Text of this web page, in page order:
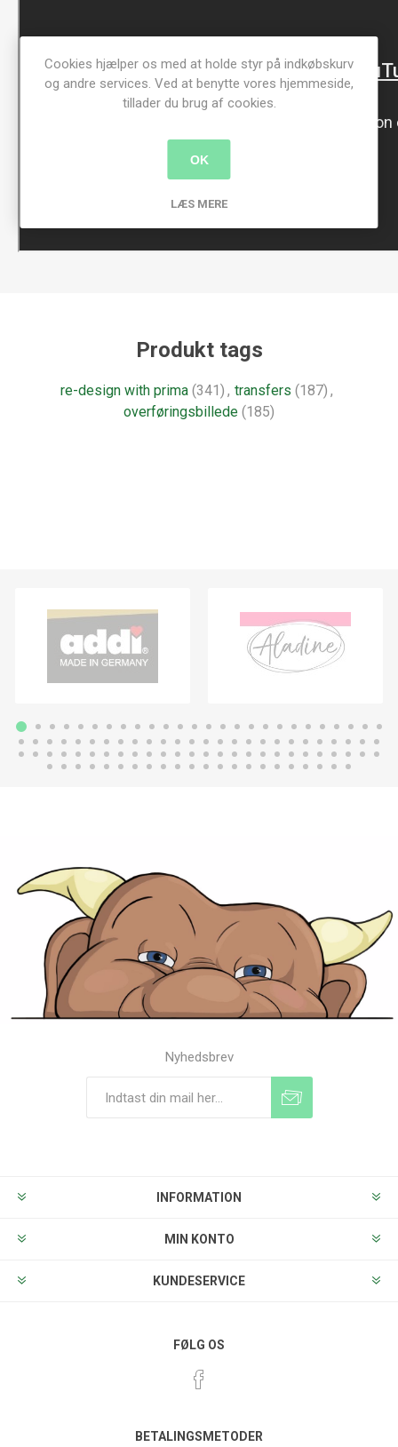
Produkt tags
re-design with prima (341) , transfers (187) ,
overføringsbillede (185)
Nyhedsbrev
INFORMATION
MIN KONTO
KUNDESERVICE
FØLG OS
BETALINGSMETODER
Cookies hjælper os med at holde styr på indkøbskurv
og andre services. Ved at benytte vores hjemmeside,
tillader du brug af cookies.
OK
LÆS MERE